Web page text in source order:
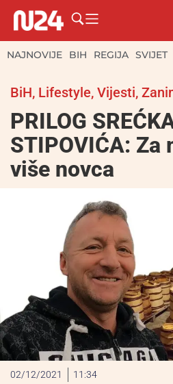
NAJNOVIJE BIH REGIJA SVIJET
BiH, Lifestyle, Vijesti,
PRILOG
STIPOVIĆA: Za
više novca
02/12/2021 11:34